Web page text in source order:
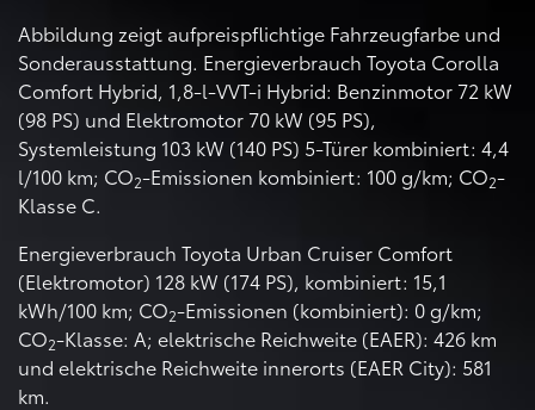
Abbildung zeigt aufpreispflichtige Fahrzeugfarbe und
Sonderausstattung. Energieverbrauch Toyota Corolla
Comfort Hybrid, 1,8-l-VVT-i Hybrid: Benzinmotor 72 kW
(98 PS) und Elektromotor 70 kW (95 PS),
Systemleistung 103 kW (140 PS) 5-Türer kombiniert: 4,4
l/100 km; CO2-Emissionen kombiniert: 100 g/km; CO2-
Klasse C.
Energieverbrauch Toyota Urban Cruiser Comfort
(Elektromotor) 128 kW (174 PS), kombiniert: 15,1
kWh/100 km; CO2-Emissionen (kombiniert): 0 g/km;
CO2-Klasse: A; elektrische Reichweite (EAER): 426 km
und elektrische Reichweite innerorts (EAER City): 581
km.